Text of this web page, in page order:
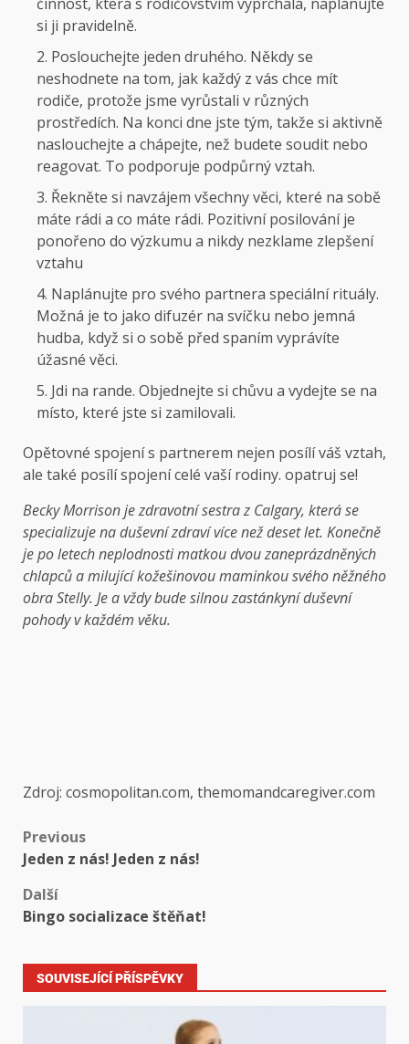
si ji pravidelně.
Poslouchejte jeden druhého. Někdy se
neshodnete na tom, jak každý z vás chce mít
rodiče, protože jsme vyrůstali v různých
prostředích. Na konci dne jste tým, takže si aktivně
naslouchejte a chápejte, než budete soudit nebo
reagovat. To podporuje podpůrný vztah.
Řekněte si navzájem všechny věci, které na sobě
máte rádi a co máte rádi. Pozitivní posilování je
ponořeno do výzkumu a nikdy nezklame zlepšení
vztahu
Naplánujte pro svého partnera speciální rituály.
Možná je to jako difuzér na svíčku nebo jemná
hudba, když si o sobě před spaním vyprávíte
úžasné věci.
Jdi na rande. Objednejte si chůvu a vydejte se na
místo, které jste si zamilovali.
Opětovné spojení s partnerem nejen posílí váš vztah,
ale také posílí spojení celé vaší rodiny. opatruj se!
Becky Morrison je zdravotní sestra z Calgary, která se
specializuje na duševní zdraví více než deset let. Konečně
je po letech neplodnosti matkou dvou zaneprázdněných
chlapců a milující kožešinovou maminkou svého něžného
obra Stelly. Je a vždy bude silnou zastánkyní duševní
pohody v každém věku.
Zdroj: cosmopolitan.com, themomandcaregiver.com
Previous
Jeden z nás! Jeden z nás!
Další
Bingo socializace štěňat!
SOUVISEJÍCÍ PŘÍSPĚVKY